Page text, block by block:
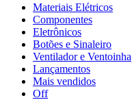
Materiais Elétricos
Componentes
Eletrônicos
Botões e Sinaleiro
Ventilador e Ventoinha
Lançamentos
Mais vendidos
Off